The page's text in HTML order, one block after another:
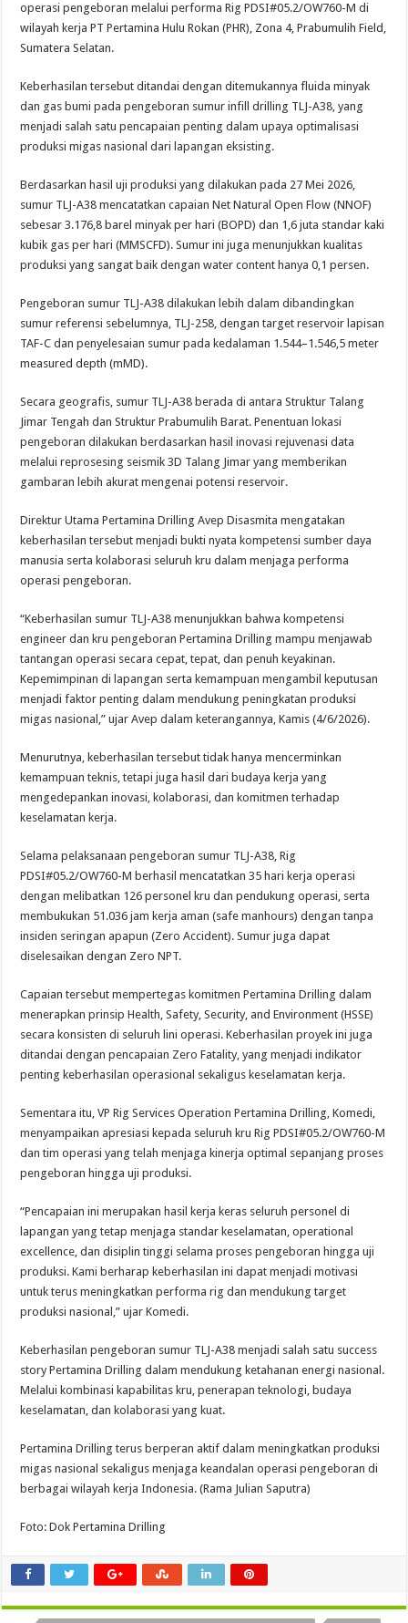
operasi pengeboran melalui performa Rig PDSI#05.2/OW760-M di
wilayah kerja PT Pertamina Hulu Rokan (PHR), Zona 4, Prabumulih Field,
Sumatera Selatan.
Keberhasilan tersebut ditandai dengan ditemukannya fluida minyak
dan gas bumi pada pengeboran sumur infill drilling TLJ-A38, yang
menjadi salah satu pencapaian penting dalam upaya optimalisasi
produksi migas nasional dari lapangan eksisting.
Berdasarkan hasil uji produksi yang dilakukan pada 27 Mei 2026,
sumur TLJ-A38 mencatatkan capaian Net Natural Open Flow (NNOF)
sebesar 3.176,8 barel minyak per hari (BOPD) dan 1,6 juta standar kaki
kubik gas per hari (MMSCFD). Sumur ini juga menunjukkan kualitas
produksi yang sangat baik dengan water content hanya 0,1 persen.
Pengeboran sumur TLJ-A38 dilakukan lebih dalam dibandingkan
sumur referensi sebelumnya, TLJ-258, dengan target reservoir lapisan
TAF-C dan penyelesaian sumur pada kedalaman 1.544–1.546,5 meter
measured depth (mMD).
Secara geografis, sumur TLJ-A38 berada di antara Struktur Talang
Jimar Tengah dan Struktur Prabumulih Barat. Penentuan lokasi
pengeboran dilakukan berdasarkan hasil inovasi rejuvenasi data
melalui reprosesing seismik 3D Talang Jimar yang memberikan
gambaran lebih akurat mengenai potensi reservoir.
Direktur Utama Pertamina Drilling Avep Disasmita mengatakan
keberhasilan tersebut menjadi bukti nyata kompetensi sumber daya
manusia serta kolaborasi seluruh kru dalam menjaga performa
operasi pengeboran.
“Keberhasilan sumur TLJ-A38 menunjukkan bahwa kompetensi
engineer dan kru pengeboran Pertamina Drilling mampu menjawab
tantangan operasi secara cepat, tepat, dan penuh keyakinan.
Kepemimpinan di lapangan serta kemampuan mengambil keputusan
menjadi faktor penting dalam mendukung peningkatan produksi
migas nasional,” ujar Avep dalam keterangannya, Kamis (4/6/2026).
Menurutnya, keberhasilan tersebut tidak hanya mencerminkan
kemampuan teknis, tetapi juga hasil dari budaya kerja yang
mengedepankan inovasi, kolaborasi, dan komitmen terhadap
keselamatan kerja.
Selama pelaksanaan pengeboran sumur TLJ-A38, Rig
PDSI#05.2/OW760-M berhasil mencatatkan 35 hari kerja operasi
dengan melibatkan 126 personel kru dan pendukung operasi, serta
membukukan 51.036 jam kerja aman (safe manhours) dengan tanpa
insiden seringan apapun (Zero Accident). Sumur juga dapat
diselesaikan dengan Zero NPT.
Capaian tersebut mempertegas komitmen Pertamina Drilling dalam
menerapkan prinsip Health, Safety, Security, and Environment (HSSE)
secara konsisten di seluruh lini operasi. Keberhasilan proyek ini juga
ditandai dengan pencapaian Zero Fatality, yang menjadi indikator
penting keberhasilan operasional sekaligus keselamatan kerja.
Sementara itu, VP Rig Services Operation Pertamina Drilling, Komedi,
menyampaikan apresiasi kepada seluruh kru Rig PDSI#05.2/OW760-M
dan tim operasi yang telah menjaga kinerja optimal sepanjang proses
pengeboran hingga uji produksi.
“Pencapaian ini merupakan hasil kerja keras seluruh personel di
lapangan yang tetap menjaga standar keselamatan, operational
excellence, dan disiplin tinggi selama proses pengeboran hingga uji
produksi. Kami berharap keberhasilan ini dapat menjadi motivasi
untuk terus meningkatkan performa rig dan mendukung target
produksi nasional,” ujar Komedi.
Keberhasilan pengeboran sumur TLJ-A38 menjadi salah satu success
story Pertamina Drilling dalam mendukung ketahanan energi nasional.
Melalui kombinasi kapabilitas kru, penerapan teknologi, budaya
keselamatan, dan kolaborasi yang kuat.
Pertamina Drilling terus berperan aktif dalam meningkatkan produksi
migas nasional sekaligus menjaga keandalan operasi pengeboran di
berbagai wilayah kerja Indonesia. (Rama Julian Saputra)
Foto: Dok Pertamina Drilling